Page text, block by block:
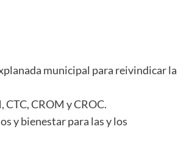
municipal para reivindicar la
CROM y CROC.
y bienestar para las y los